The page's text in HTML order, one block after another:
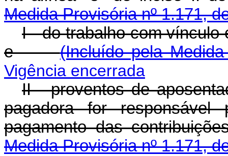
Medida Provisória nº 1.171,
I - do trabalho com vínculo
e(Incluído pela
Vigência encerrada
II - proventos de
pagadora for
pagamento das
Medida Provisória nº 1.171,